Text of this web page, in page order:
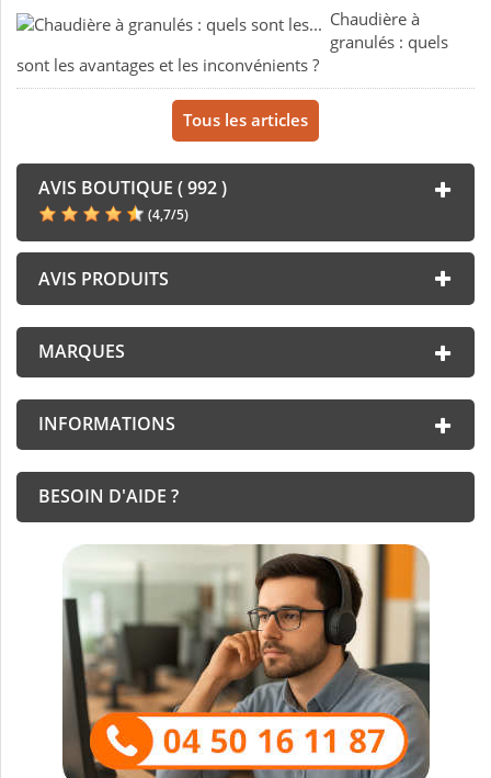
Chaudière à
granulés : quels
sont les avantages et les inconvénients ?
Tous les articles
AVIS BOUTIQUE ( 992 )
(4,7/5)
AVIS PRODUITS
MARQUES
INFORMATIONS
BESOIN D'AIDE ?